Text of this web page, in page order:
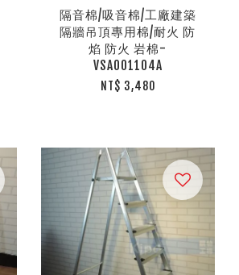
隔音棉/吸音棉/工廠建築
隔牆吊頂專用棉/耐火 防
焰 防火 岩棉-
VSA001104A
NT$ 3,480